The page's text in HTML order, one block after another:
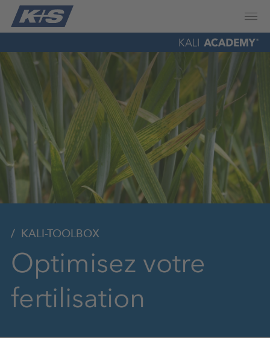
KALI-TOOLBOX
Optimisez votre
fertilisation